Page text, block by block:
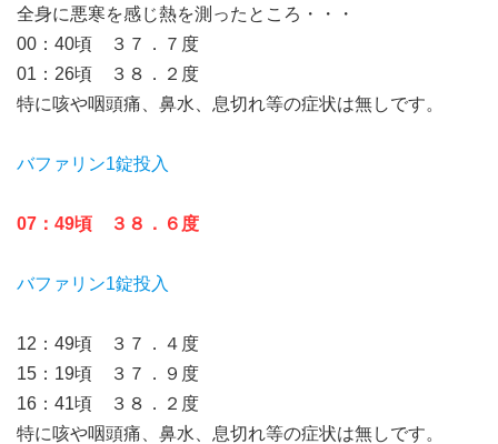
全身に悪寒を感じ熱を測ったところ・・・
00：40頃 ３７．７度
01：26頃 ３８．２度
特に咳や咽頭痛、鼻水、息切れ等の症状は無しです。
バファリン1錠投入
07：49頃 ３８．６度
バファリン1錠投入
12：49頃 ３７．４度
15：19頃 ３７．９度
16：41頃 ３８．２度
特に咳や咽頭痛、鼻水、息切れ等の症状は無しです。